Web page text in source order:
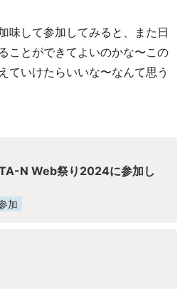
味して参加してみると、また日
ことができてよいのかな〜この
ていけたらいいな〜なんて思う
N Web祭り2024に参加し
加